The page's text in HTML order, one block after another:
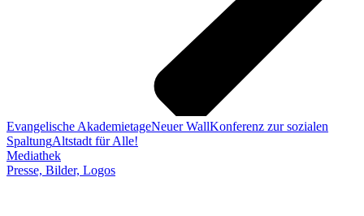
Evangelische AkademietageNeuer WallKonferenz zur sozialen
SpaltungAltstadt für Alle!
Mediathek
Presse, Bilder, Logos